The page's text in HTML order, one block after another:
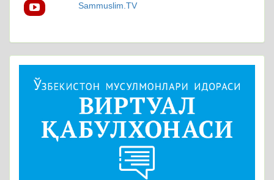
Sammuslim.TV